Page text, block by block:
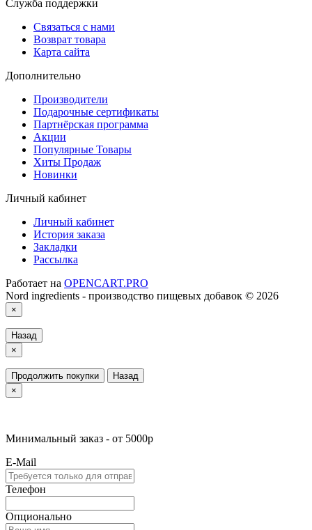
Служба поддержки
Связаться с нами
Возврат товара
Карта сайта
Дополнительно
Производители
Подарочные сертификаты
Партнёрская программа
Акции
Популярные Товары
Хиты Продаж
Новинки
Личный кабинет
Личный кабинет
История заказа
Закладки
Рассылка
Работает на OPENCART.PRO
Nord ingredients - производство пищевых добавок © 2026
×
Назад
×
Продолжить покупки
Назад
×
Минимальный заказ - от 5000р
E-Mail
Телефон
Опционально